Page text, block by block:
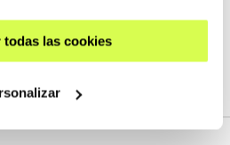
todas las cookies